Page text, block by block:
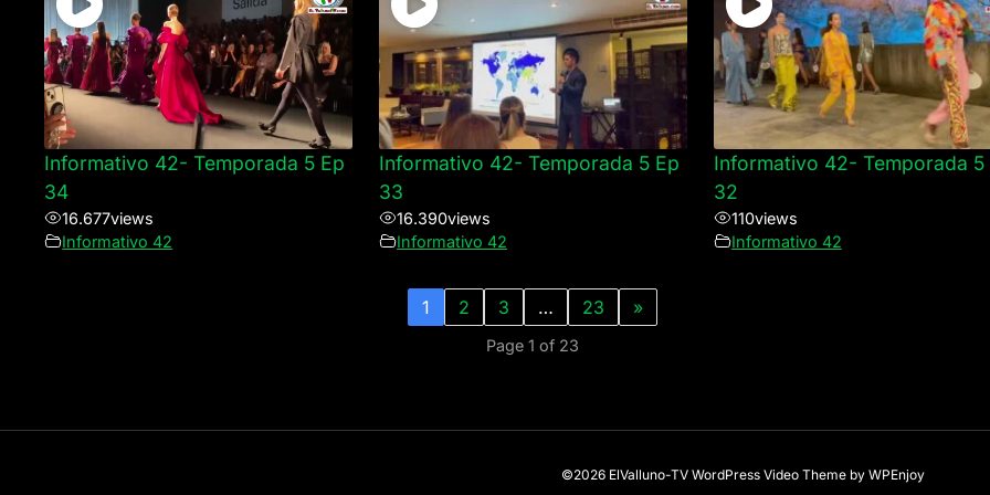
Informativo 42- Temporada 5 Ep
34
16.677views
Informativo 42
Informativo 42- Temporada 5 Ep
33
16.390views
Informativo 42
Informativo 42- Temporada 5
32
110views
Informativo 42
1 2 3 … 23 »
Page 1 of 23
©2026 ElValluno-TV WordPress Video Themeby WPEnjoy